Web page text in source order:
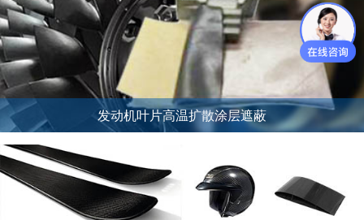
发动机叶片高温扩散涂层遮蔽